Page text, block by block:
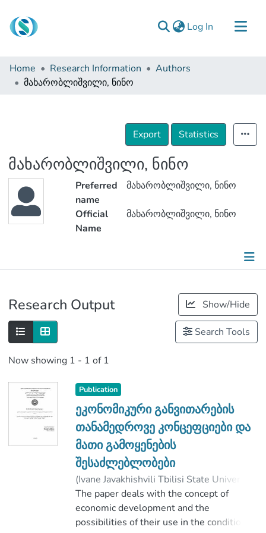
Log In (current)
Communities & Collections
Browse
Home Research Information
Authors
მახარობლიშვილი, ნინო
Export Statistics
მახარობლიშვილი, ნინო
Preferred
name
მახარობლიშვილი, ნინო
Official
Name
მახარობლიშვილი, ნინო
Research Output Show/Hide
Search Tools
Now showing 1 - 1 of 1
Publication
ეკონომიკური განვითარების
თანამედროვე კონცეფციები და
მათი გამოყენების
შესაძლებლობები
(Ivane Javakhishvili Tbilisi State University
2019)მახარობლიშვილი, ნინო
;
ტაბატაძე, მარინა
;
Faculty of Economics and Business
The paper deals with the concept of
economic development and the
possibilities of their use in the conditions